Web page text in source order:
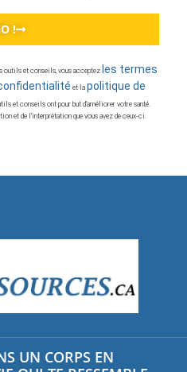
!
outils et conseils, vous acceptez les termes
et la politique de
et conseils ont pour but d’améliorer votre santé.
et de l’interprétation que vous avez de ceux-ci.
UN CORPS EN